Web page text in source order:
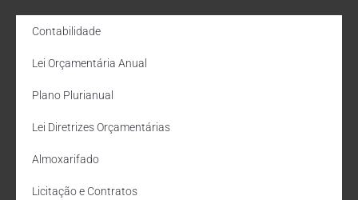
Contabilidade
Lei Orçamentária Anual
Plano Plurianual
Lei Diretrizes Orçamentárias
Almoxarifado
Licitação e Contratos